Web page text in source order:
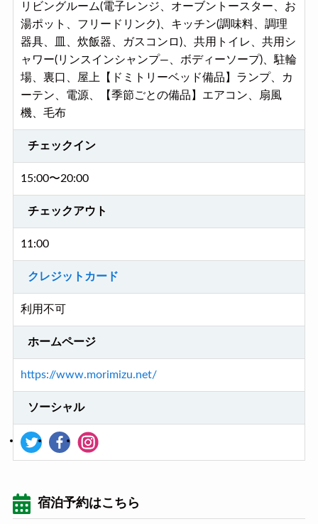
リビングルーム(電子レンジ、オーブントースター、お
湯ポット、フリードリンク)、キッチン(調味料、調理
器具、皿、炊飯器、ガスコンロ)、共用トイレ、共用シ
ャワー(リンスインシャンプ―、ボディーソープ)、駐輪
場、裏口、屋上【ドミトリーベッド備品】ランプ、カ
ーテン、電源、【季節ごとの備品】エアコン、扇風
機、毛布
チェックイン
15:00〜20:00
チェックアウト
11:00
クレジットカード
利用不可
ホームページ
https://www.morimizu.net/
ソーシャル
宿泊予約はこちら